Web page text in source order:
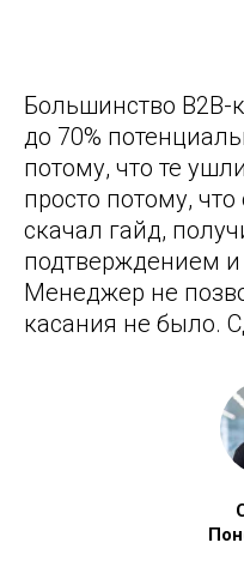
Большинство B2B-
до 70%
потому, что те
просто потому,
скачал гайд,
подтверждением
Менеджер не
касания не было.